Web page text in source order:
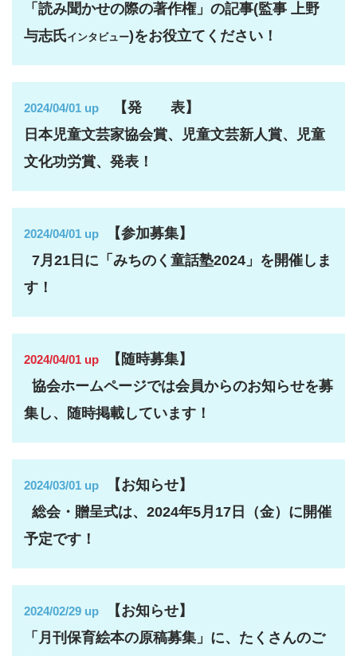
「読み聞かせの際の著作権」の記事(監事 上野
与志氏インタビュー)をお役立てください！
2024/04/01 up 【発 表】
日本児童文芸家協会賞、児童文芸新人賞、児童
文化功労賞、発表！
2024/04/01 up
【参加募集】
7月21日に「みちのく童話塾2024」を開催しま
す！
2024/04/01 up 【随時募集】
協会ホームページでは会員からのお知らせを募
集し、随時掲載しています！
2024/03/01 up 【お知らせ】
総会・贈呈式は、2024年5月17日（金）に開催
予定です！
2024/02/29 up 【お知らせ】
「月刊保育絵本の原稿募集」に、たくさんのご